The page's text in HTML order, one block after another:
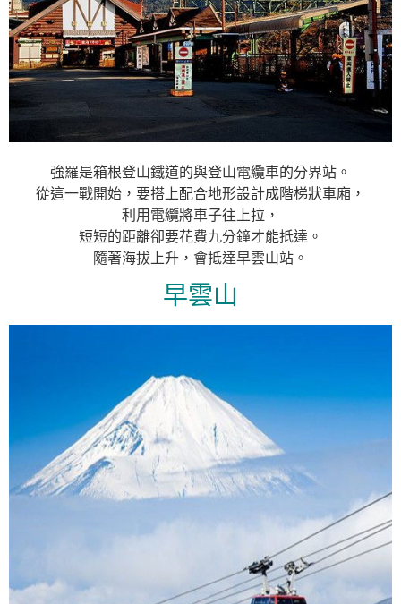
強羅是箱根登山鐵道的與登山電纜車的分界站。
從這一戰開始，要搭上配合地形設計成階梯狀車廂，
利用電纜將車子往上拉，
短短的距離卻要花費九分鐘才能抵達。
隨著海拔上升，會抵達早雲山站。
早雲山